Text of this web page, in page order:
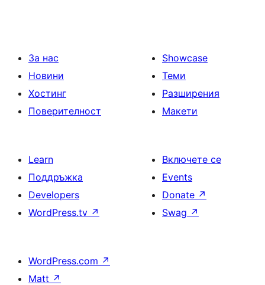
За нас
Новини
Хостинг
Поверителност
Showcase
Теми
Разширения
Макети
Learn
Поддръжка
Developers
WordPress.tv ↗
Включете се
Events
Donate ↗
Swag ↗
WordPress.com ↗
Matt ↗